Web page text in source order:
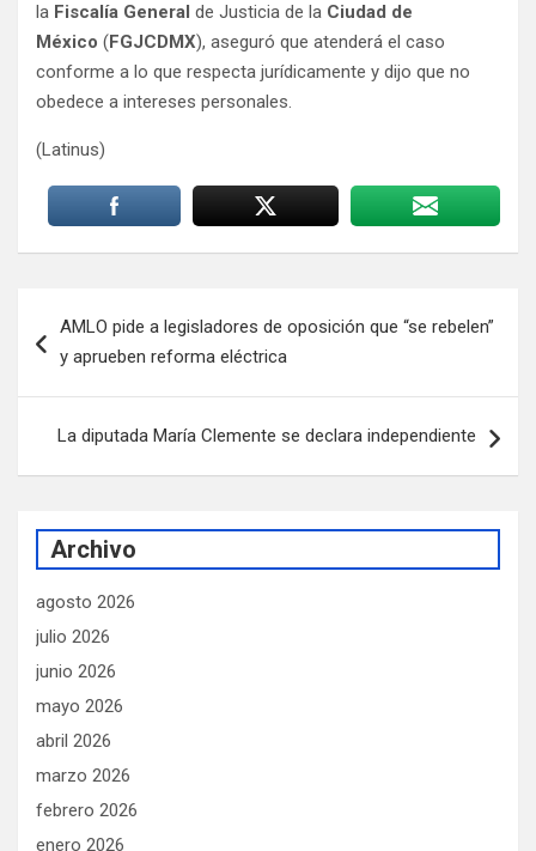
la Fiscalía General de Justicia de la Ciudad de
México (FGJCDMX), aseguró que atenderá el caso
conforme a lo que respecta jurídicamente y dijo que no
obedece a intereses personales.
(Latinus)
de
AMLO pide a legisladores de oposición que “se rebelen”
y aprueben reforma eléctrica
La diputada María Clemente se declara independiente
Archivo
agosto 2026
julio 2026
junio 2026
mayo 2026
abril 2026
marzo 2026
febrero 2026
enero 2026